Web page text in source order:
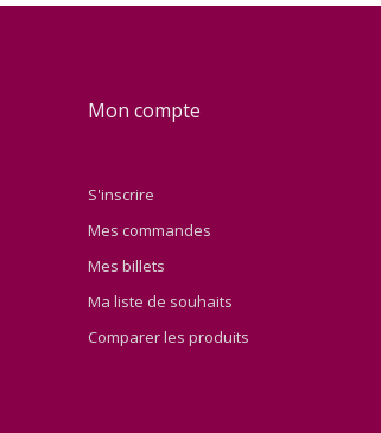
Mon compte
S'inscrire
Mes commandes
Mes billets
Ma liste de souhaits
Comparer les produits